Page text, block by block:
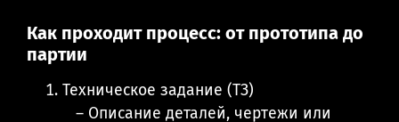
Как проходит процесс: от прототипа до
партии
Техническое задание (ТЗ)
– Описание деталей, чертежи или